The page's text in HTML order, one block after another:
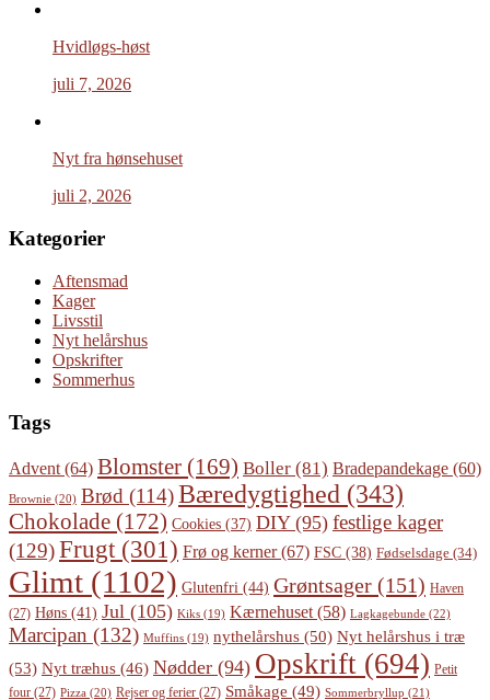
Hvidløgs-høst
juli 7, 2026
Nyt fra hønsehuset
juli 2, 2026
Kategorier
Aftensmad
Kager
Livsstil
Nyt helårshus
Opskrifter
Sommerhus
Tags
Advent (64) Blomster (169) Boller (81) Bradepandekage (60)
Brownie (20) Brød (114)Bæredygtighed (343)
Chokolade (172) Cookies (37) DIY(95) festlige kager
(129)Frugt(301) Frø og kerner(67) FSC (38) Fødselsdage (34)
Glimt (1102) Glutenfri (44) Grøntsager (151) Haven
(27) Høns (41) Jul (105) Kiks (19) Kærnehuset (58) Lagkagebunde (22)
Marcipan (132) Muffins (19) nythelårshus (50) Nyt helårshus i træ
(53) Nyt træhus (46) Nødder (94) Opskrift (694) Petit
four (27) Pizza (20) Rejser og ferier (27) Småkage (49) Sommerbryllup (21)